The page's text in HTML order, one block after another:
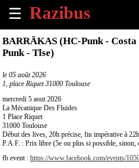
☰
×
Accueil
Tous
évènements
à
venir
Annoncer
BARRÄKAS (HC-Punk -
Punk - Tlse)
le 05 août 2026
1, place Riquet 31000 Toulouse
mercredi 5 aout 2026
La Mécanique Des Fluides
1 Place Riquet
31000 Toulouse
Début des lives, 20h précise, fin impérative à 22h
P.A.F. : Prix libre (5e ou plus si possible, sinon,
fb event : https://www.facebook.com/events/